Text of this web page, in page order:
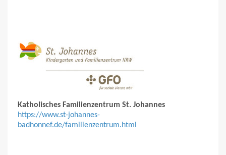
Katholisches Familienzentrum St. Johannes
https://www.st-johannes-
badhonnef.de/familienzentrum.html